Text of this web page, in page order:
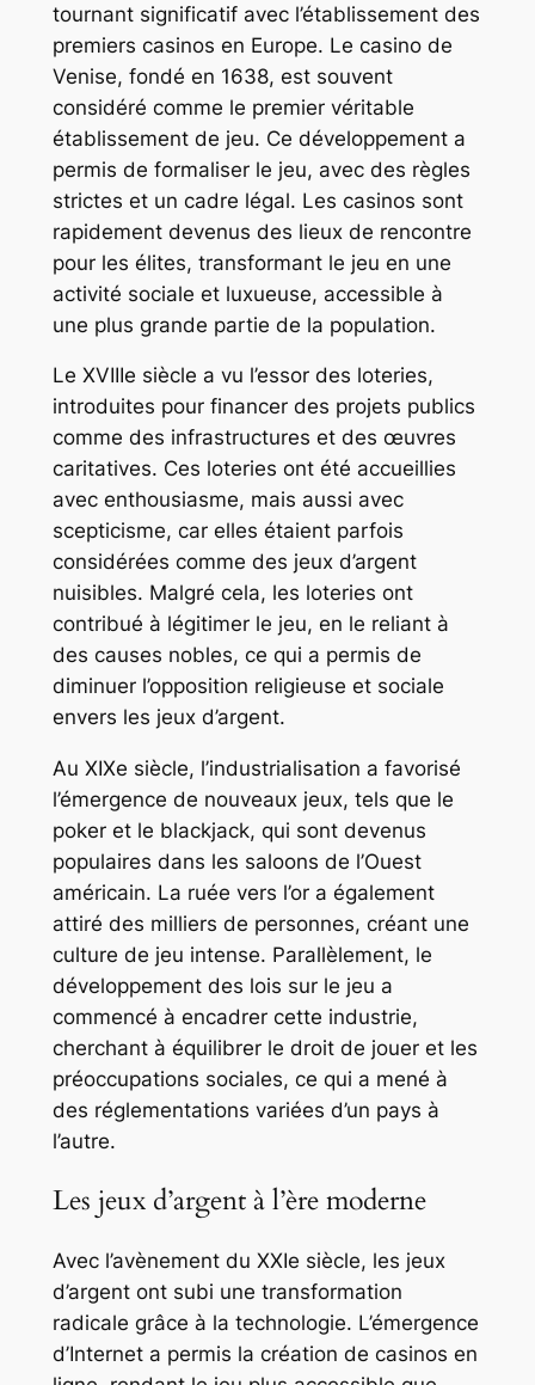
tournant significatif avec l’établissement des
premiers casinos en Europe. Le casino de
Venise, fondé en 1638, est souvent
considéré comme le premier véritable
établissement de jeu. Ce développement a
permis de formaliser le jeu, avec des règles
strictes et un cadre légal. Les casinos sont
rapidement devenus des lieux de rencontre
pour les élites, transformant le jeu en une
activité sociale et luxueuse, accessible à
une plus grande partie de la population.
Le XVIIIe siècle a vu l’essor des loteries,
introduites pour financer des projets publics
comme des infrastructures et des œuvres
caritatives. Ces loteries ont été accueillies
avec enthousiasme, mais aussi avec
scepticisme, car elles étaient parfois
considérées comme des jeux d’argent
nuisibles. Malgré cela, les loteries ont
contribué à légitimer le jeu, en le reliant à
des causes nobles, ce qui a permis de
diminuer l’opposition religieuse et sociale
envers les jeux d’argent.
Au XIXe siècle, l’industrialisation a favorisé
l’émergence de nouveaux jeux, tels que le
poker et le blackjack, qui sont devenus
populaires dans les saloons de l’Ouest
américain. La ruée vers l’or a également
attiré des milliers de personnes, créant une
culture de jeu intense. Parallèlement, le
développement des lois sur le jeu a
commencé à encadrer cette industrie,
cherchant à équilibrer le droit de jouer et les
préoccupations sociales, ce qui a mené à
des réglementations variées d’un pays à
l’autre.
Les jeux d’argent à l’ère moderne
Avec l’avènement du XXIe siècle, les jeux
d’argent ont subi une transformation
radicale grâce à la technologie. L’émergence
d’Internet a permis la création de casinos en